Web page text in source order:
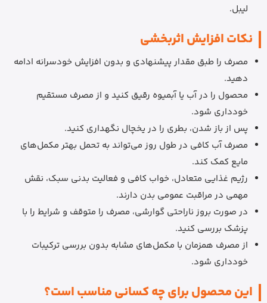
لیبل.
نکات افزایش اثربخشی
مصرف را طبق مقدار پیشنهادی و بدون افزایش خودسرانه ادامه
دهید.
محصول را در آب یا آبمیوه رقیق کنید و از مصرف مستقیم
خودداری شود.
پس از باز شدن، بطری را در یخچال نگهداری کنید.
مصرف آب کافی در طول روز می‌تواند به تحمل بهتر مکمل‌های
مایع کمک کند.
رژیم غذایی متعادل، خواب کافی و فعالیت بدنی سبک، نقش
مهمی در مراقبت عمومی بدن دارند.
در صورت بروز ناراحتی گوارشی، مصرف را متوقف و شرایط را با
پزشک بررسی کنید.
از مصرف همزمان با مکمل‌های مشابه بدون بررسی ترکیبات
خودداری شود.
این محصول برای چه کسانی مناسب است؟